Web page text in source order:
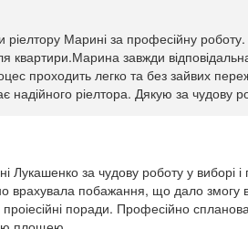
ріелтору Марині за професійну
квартири.Марина завжди
проходить легко та без зайвих
надійного ріелтора. Дякую за чудову
Лукашенко за чудову роботу у виборі
врахувала побажання, що дало змогу
проіесійні поради. Професійно